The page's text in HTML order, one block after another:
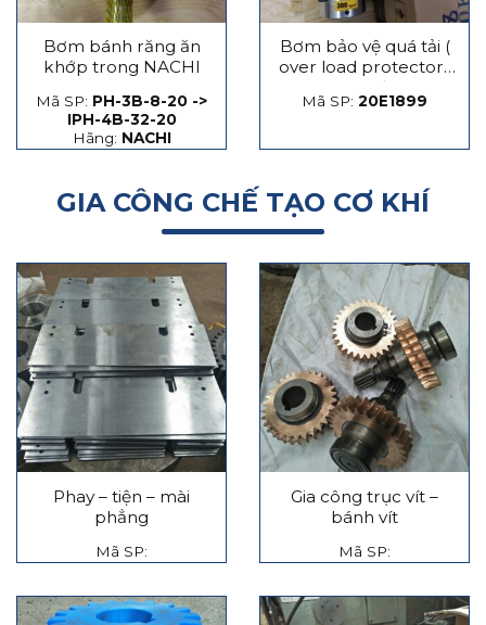
Bơm bánh răng ăn
khớp trong NACHI
Mã SP: PH-3B-8-20 ->
IPH-4B-32-20
Hãng: NACHI
Bơm bảo vệ quá tải (
over load protector)
máy dập
Mã SP: 20E1899
GIA CÔNG CHẾ TẠO CƠ KHÍ
Phay – tiện – mài
phẳng
Mã SP:
Gia công trục vít –
bánh vít
Mã SP: